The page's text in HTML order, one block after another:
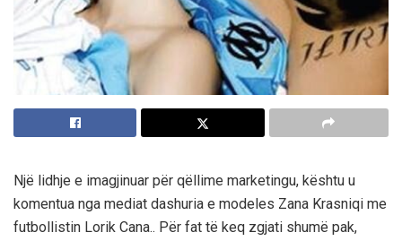
Një lidhje e imagjinuar për qëllime marketingu, kështu u
komentua nga mediat dashuria e modeles Zana Krasniqi me
futbollistin Lorik Cana.. Për fat të keq zgjati shumë pak,